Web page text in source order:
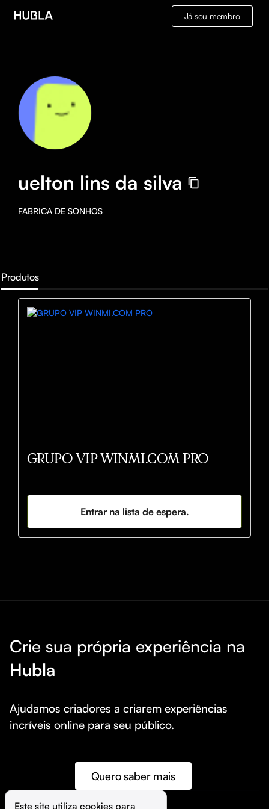
Já sou membro
uelton lins da silva
FABRICA DE SONHOS
Produtos
GRUPO VIP WINMI.COM PRO
Entrar na lista de espera.
Crie sua própria experiência na
Hubla
Ajudamos criadores a criarem experiências
incríveis online para seu público.
Quero saber mais
Este site utiliza cookies para